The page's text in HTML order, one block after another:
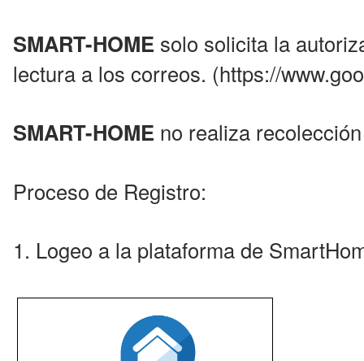
SMART-HOME solo solicita la
lectura a los correos. (https://
SMART-HOME no realiza
Proceso de Registro:
1. Logeo a la plataforma de